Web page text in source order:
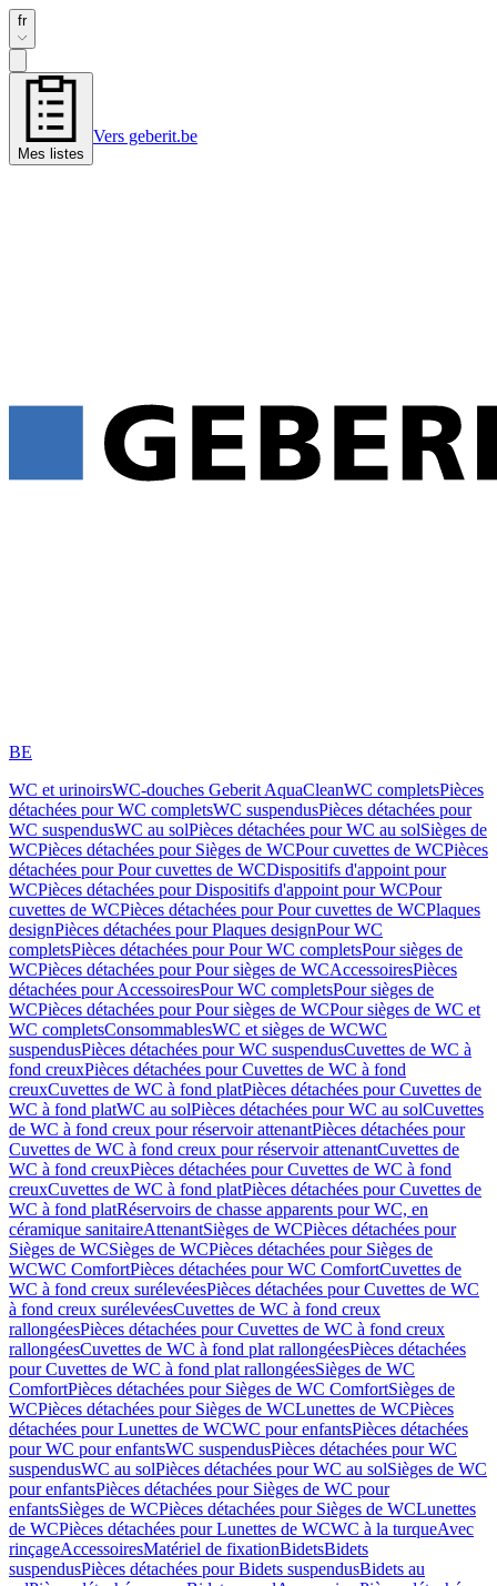
fr
Mes listes
Vers geberit.be
BE
WC et urinoirsWC-douches Geberit AquaCleanWC completsPièces
détachées pour WC completsWC suspendusPièces détachées pour
WC suspendusWC au solPièces détachées pour WC au solSièges de
WCPièces détachées pour Sièges de WCPour cuvettes de WCPièces
détachées pour Pour cuvettes de WCDispositifs d'appoint pour
WCPièces détachées pour Dispositifs d'appoint pour WCPour
cuvettes de WCPièces détachées pour Pour cuvettes de WCPlaques
designPièces détachées pour Plaques designPour WC
completsPièces détachées pour Pour WC completsPour sièges de
WCPièces détachées pour Pour sièges de WCAccessoiresPièces
détachées pour AccessoiresPour WC completsPour sièges de
WCPièces détachées pour Pour sièges de WCPour sièges de WC et
WC completsConsommablesWC et sièges de WCWC
suspendusPièces détachées pour WC suspendusCuvettes de WC à
fond creuxPièces détachées pour Cuvettes de WC à fond
creuxCuvettes de WC à fond platPièces détachées pour Cuvettes de
WC à fond platWC au solPièces détachées pour WC au solCuvettes
de WC à fond creux pour réservoir attenantPièces détachées pour
Cuvettes de WC à fond creux pour réservoir attenantCuvettes de
WC à fond creuxPièces détachées pour Cuvettes de WC à fond
creuxCuvettes de WC à fond platPièces détachées pour Cuvettes de
WC à fond platRéservoirs de chasse apparents pour WC, en
céramique sanitaireAttenantSièges de WCPièces détachées pour
Sièges de WCSièges de WCPièces détachées pour Sièges de
WCWC ComfortPièces détachées pour WC ComfortCuvettes de
WC à fond creux surélevéesPièces détachées pour Cuvettes de WC
à fond creux surélevéesCuvettes de WC à fond creux
rallongéesPièces détachées pour Cuvettes de WC à fond creux
rallongéesCuvettes de WC à fond plat rallongéesPièces détachées
pour Cuvettes de WC à fond plat rallongéesSièges de WC
ComfortPièces détachées pour Sièges de WC ComfortSièges de
WCPièces détachées pour Sièges de WCLunettes de WCPièces
détachées pour Lunettes de WCWC pour enfantsPièces détachées
pour WC pour enfantsWC suspendusPièces détachées pour WC
suspendusWC au solPièces détachées pour WC au solSièges de WC
pour enfantsPièces détachées pour Sièges de WC pour
enfantsSièges de WCPièces détachées pour Sièges de WCLunettes
de WCPièces détachées pour Lunettes de WCWC à la turqueAvec
rinçageAccessoiresMatériel de fixationBidetsBidets
suspendusPièces détachées pour Bidets suspendusBidets au